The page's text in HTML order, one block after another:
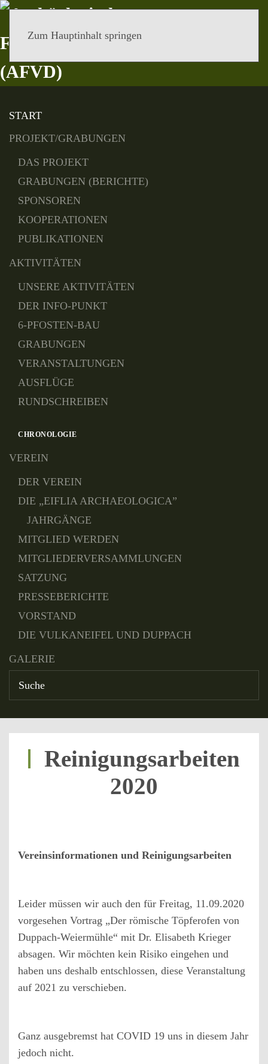
Zum Hauptinhalt springen
START
PROJEKT/GRABUNGEN
DAS PROJEKT
GRABUNGEN (BERICHTE)
SPONSOREN
KOOPERATIONEN
PUBLIKATIONEN
AKTIVITÄTEN
UNSERE AKTIVITÄTEN
DER INFO-PUNKT
6-PFOSTEN-BAU
GRABUNGEN
VERANSTALTUNGEN
AUSFLÜGE
RUNDSCHREIBEN
CHRONOLOGIE
VEREIN
DER VEREIN
DIE „EIFLIA ARCHAEOLOGICA”
JAHRGÄNGE
MITGLIED WERDEN
MITGLIEDERVERSAMMLUNGEN
SATZUNG
PRESSEBERICHTE
VORSTAND
DIE VULKANEIFEL UND DUPPACH
GALERIE
Reinigungsarbeiten
2020
Vereinsinformationen und Reinigungsarbeiten
Leider müssen wir auch den für Freitag, 11.09.2020
vorgesehen Vortrag „Der römische Töpferofen von
Duppach-Weiermühle“ mit Dr. Elisabeth Krieger
absagen. Wir möchten kein Risiko eingehen und
haben uns deshalb entschlossen, diese Veranstaltung
auf 2021 zu verschieben.
Ganz ausgebremst hat COVID 19 uns in diesem Jahr
jedoch nicht.